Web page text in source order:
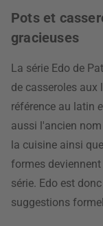
Pots et
gracieuses
La série Edo de
de casseroles aux
référence au latin
aussi l'ancien
la cuisine ainsi
formes
série. Edo est
suggestions